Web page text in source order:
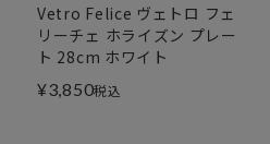
Vetro Felice ヴェトロ フェ
リーチェ ホライズン プレー
ト 28cm ホワイト
¥3,850税込